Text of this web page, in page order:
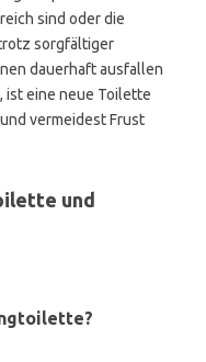
sind oder die
sorgfältiger
dauerhaft ausfallen
ist eine neue Toilette
vermeidest Frust
und